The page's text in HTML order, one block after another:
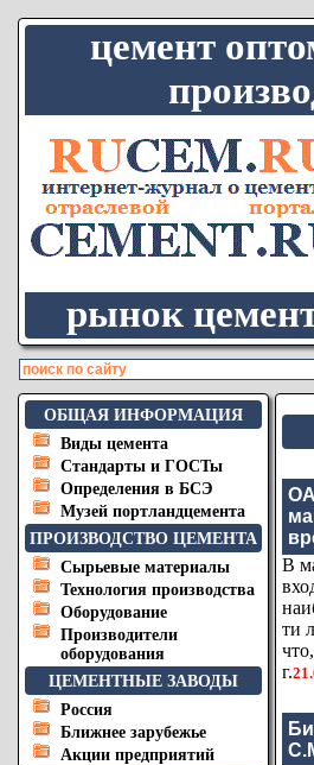
цемент
рынок
ОБЩАЯ ИНФОРМАЦИЯ
Виды цемента
Стандарты и ГОСТы
Определения в БСЭ
Музей портландцемента
ПРОИЗВОДСТВО ЦЕМЕНТА
Сырьевые материалы
Технология производства
Оборудование
Производители
оборудования
ЦЕМЕНТНЫЕ ЗАВОДЫ
Россия
Ближнее зарубежье
Акции предприятий
В
ти
г.